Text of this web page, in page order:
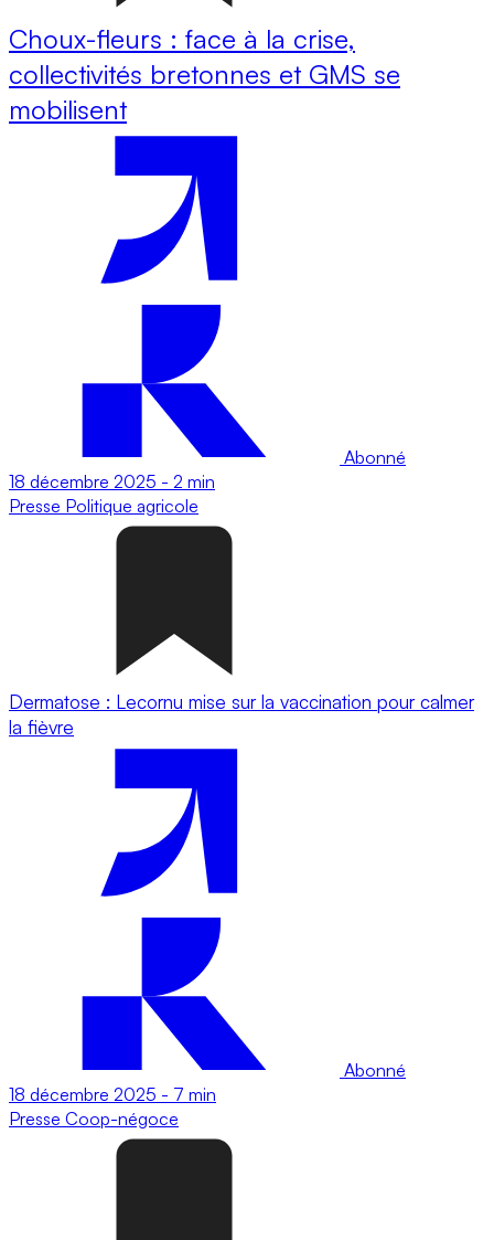
Choux-fleurs : face à la crise,
collectivités bretonnes et GMS se
mobilisent
Abonné
18 décembre 2025 - 2 min
Presse Politique agricole
Dermatose : Lecornu mise sur la vaccination pour calmer
la fièvre
Abonné
18 décembre 2025 - 7 min
Presse Coop-négoce